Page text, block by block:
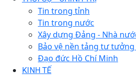
Tin trong tỉnh
Tin trong nước
Xây dựng Đảng - Nhà
Bảo vệ nền tảng tư
Đạo đức Hồ Chí Minh
KINH TẾ